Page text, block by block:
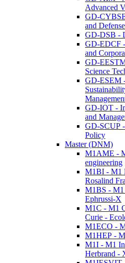
Advanced
GD-
and
GD-DSB -
GD-EDCF
and
GD-
Science
GD-ESEM
GD-IOT -
and
GD-SCUP
Policy
Master (DNM)
M1AME -
engineering
M1BI - M1
Rosalind
M1BS - M1
Ephrussi-X
M1C - M1
Curie -
M1ECO -
M1HEP -
M1I - M1
Herbrand -